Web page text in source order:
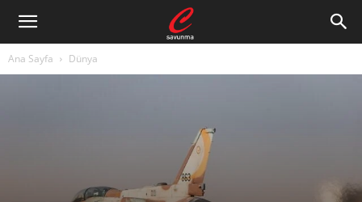
Ana Sayfa Dünya